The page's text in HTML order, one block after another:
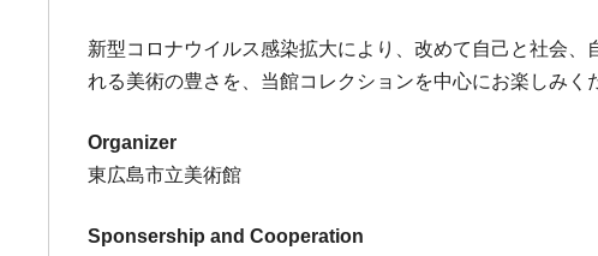
新型コロナウイルス感染拡大により、改めて自己と社会
れる美術の豊さを、当館コレクションを中心にお楽しみく
Organizer
東広島市立美術館
Sponsership and Cooperation